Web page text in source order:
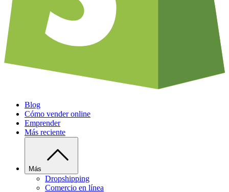
Blog
Cómo vender online
Emprender
Más reciente
Más
Dropshipping
Comercio en línea